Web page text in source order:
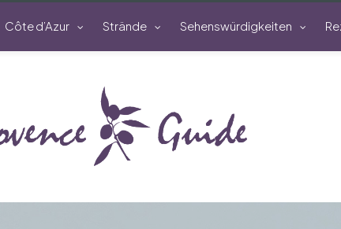
Côte d’Azur Strände Sehenswürdigkeiten